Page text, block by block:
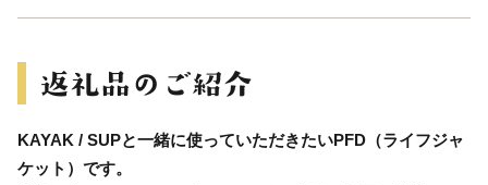
KAYAK / SUPと一緒に使っていただきたいPFD（ライフジャ
ケット）です。